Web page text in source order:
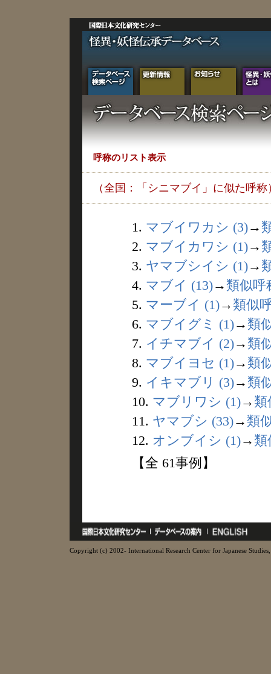
呼称のリスト表示
（全国：「シニマブイ」に似た呼称
1. マブイワカシ (3)→
2. マブイカワシ (1)→
3. ヤマブシイシ (1)→
4. マブイ (13)→ 類似呼
5. マーブイ (1)→ 類似
6. マブイグミ (1)→ 類
7. イチマブイ (2)→ 類
8. マブイヨセ (1)→ 類
9. イキマブリ (3)→ 類
10. マブリワシ (1)→ 類
11. ヤマブシ (33)→ 類
12. オンブイシ (1)→ 類
【全 61事例】
Copyright (c) 2002- International Research Center for Japanese